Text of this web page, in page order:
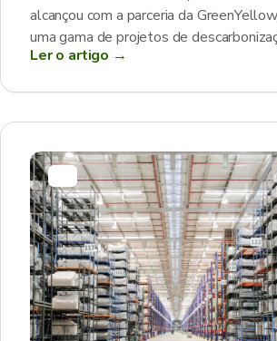
alcançou com a parceria da
uma gama de projetos de
Ler o artigo →